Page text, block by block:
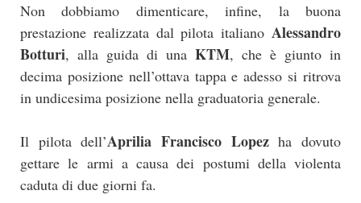
Non dobbiamo dimenticare, infine, la buona
prestazione realizzata dal pilota italiano Alessandro
Botturi, alla guida di una KTM, che è giunto in
decima posizione nell’ottava tappa e adesso si ritrova
in undicesima posizione nella graduatoria generale.
Il pilota dell’Aprilia Francisco Lopezha dovuto
gettare le armi a causa dei postumi della violenta
caduta di due giorni fa.